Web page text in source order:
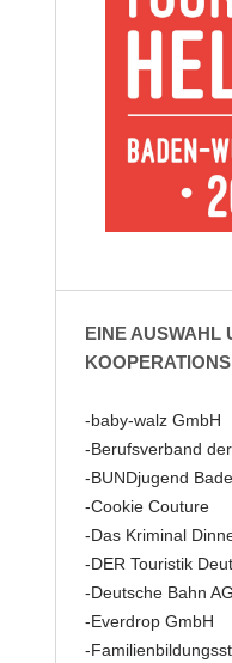
EINE AUSWAHL
-baby-walz GmbH
-Berufsverband
-BUNDjugend
-Cookie Couture
-Das Kriminal
-DER Touristik
-Deutsche Bahn AG
-Everdrop GmbH
-